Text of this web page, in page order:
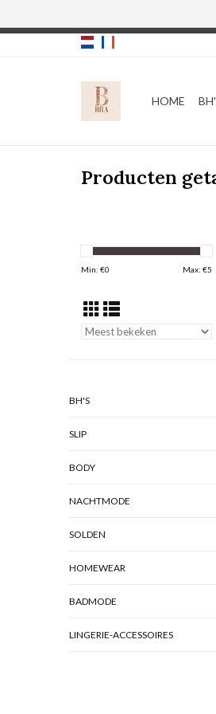
HOME
Producten
Min: €0 Max: €5
BH'S
SLIP
BODY
NACHTMODE
SOLDEN
HOMEWEAR
BADMODE
LINGERIE-ACCESSOIRES